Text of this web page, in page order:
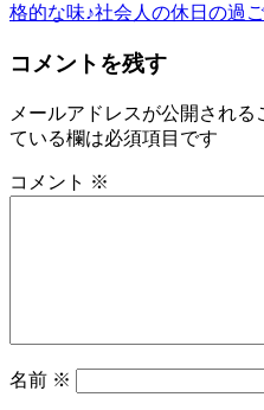
ナ
ビ
ー
シ
格的な味♪社会人の休日の過
コメントを残す
メールアドレスが公開される
ている欄は必須項目です
コメント ※
名前 ※